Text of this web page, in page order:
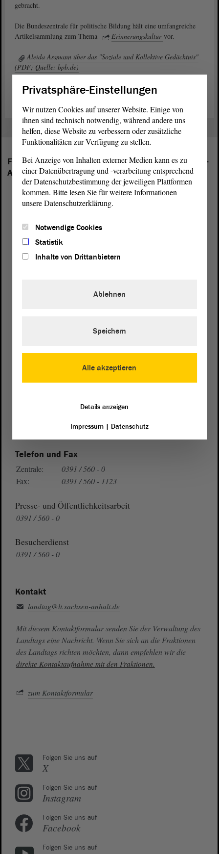
gebracht.
Die Bundeszentrale für politische Bildung hält eine umfangreiche
Artikelsammlung zum Thema
Erinnerungskultur vor.
Aleida Assmann über das "Soziale und Kollektive Gedächtnis"
(PDF; Quelle: bpb.de)
Folgende Fraktionen sind im Landtag von Sachsen-
Anhalt vertreten:
von Sachsen-Anhalt
Auf Google Maps
Telefon und Fax
Zentrale:
0391 / 560 - 0
Fax:
0391 / 560 - 1123
Presse- und Öffentlichkeitsarbeit
0391 / 560 - 0
Besucherdienst
0391 / 560 - 0
Kontakt
landtag@lt.sachsen-anhalt.de
Mit diesem Kontaktformular senden Sie der Verwaltung des
Landtags eine Nachricht. Wenn Sie sich an die Fraktionen
des Landtags richten möchten, dann empfehlen wir die
direkte Kontaktaufnahme mit den Fraktionen.
zum Kontaktformular
Folgen Sie uns auf
X
Folgen Sie uns auf
Instagram
Folgen Sie uns auf
Facebook
Folgen Sie uns auf
Privatsphäre-Einstellungen
Wir nutzen Cookies auf unserer Website. Einige von
ihnen sind technisch notwendig, während andere uns
helfen, diese Website zu verbessern oder zusätzliche
Funktionalitäten zur Verfügung zu stellen.
Bei Anzeige von Inhalten externer Medien kann es zu
einer Datenübertragung und -verarbeitung entsprechend
der Datenschutzbestimmung der jeweiligen Plattformen
kommen. Bitte lesen Sie für weitere Informationen
unsere Datenschutzerklärung.
Notwendige Cookies
Statistik
Inhalte von Drittanbietern
Alle akzeptieren
Ablehnen
Speichern
Details anzeigen
Impressum| Datenschutz